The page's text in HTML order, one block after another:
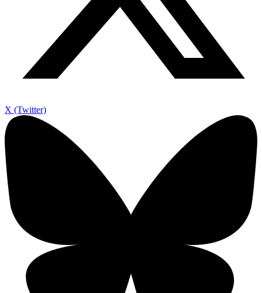
X (Twitter)